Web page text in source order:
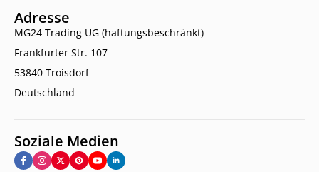
Adresse
MG24 Trading UG (haftungsbeschränkt)
Frankfurter Str. 107
53840 Troisdorf
Deutschland
Soziale Medien